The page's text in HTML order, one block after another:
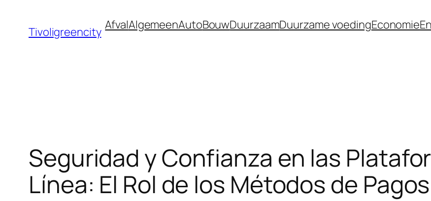
Tivoligreencity AfvalAlgemeenAutoBouwDuurzaamDuurzame voedingEconomie
Seguridad y Confianza en las
Línea: El Rol de los Métodos de Pagos